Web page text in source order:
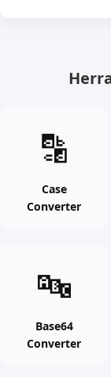
🔡
Case
Converter
Case
Converter
free
tool
🔤
Base64
Converter
Converter
free
tool